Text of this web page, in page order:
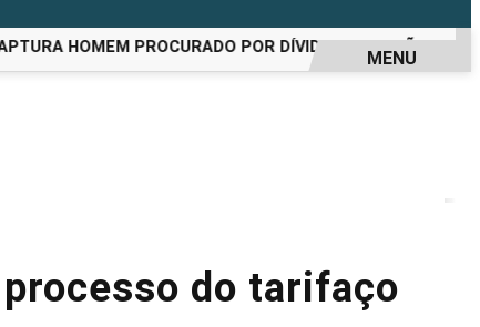
HOMEM PROCURADO POR DÍVIDA DE PENSÃO
MENU
do tarifaço